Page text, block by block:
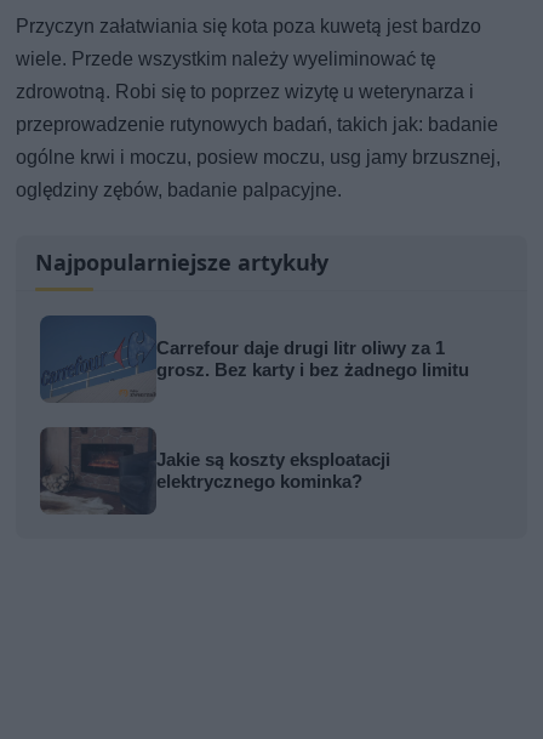
Przyczyn załatwiania się kota poza kuwetą jest bardzo
wiele. Przede wszystkim należy wyeliminować tę
zdrowotną. Robi się to poprzez wizytę u weterynarza i
przeprowadzenie rutynowych badań, takich jak: badanie
ogólne krwi i moczu, posiew moczu, usg jamy brzusznej,
oględziny zębów, badanie palpacyjne.
Najpopularniejsze artykuły
Carrefour daje drugi litr oliwy za 1
grosz. Bez karty i bez żadnego limitu
Jakie są koszty eksploatacji
elektrycznego kominka?